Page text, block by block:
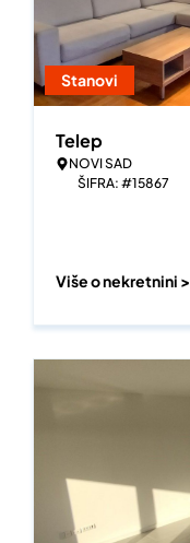
Stanovi
Telep
NOVI SAD
ŠIFRA: #15867
Više o nekretnini >